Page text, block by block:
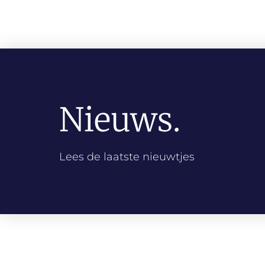
Nieuws.
Lees de laatste nieuwtjes